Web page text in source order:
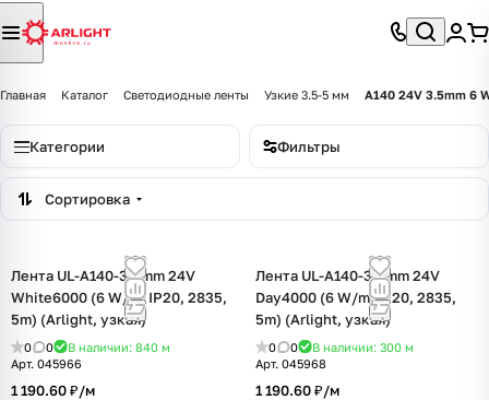
Главная Каталог Светодиодные ленты Узкие 3.5-5 мм A140 24V 3.5mm 6
Категории Фильтры
Сортировка
Лента UL-A140-3.5mm 24V
White6000 (6 W/m, IP20, 2835,
5m) (Arlight, узкая)
0 0 В наличии: 840 м
Арт. 045966
1 190.60 ₽/м
Лента UL-A140-3.5mm 24V
Day4000 (6 W/m, IP20, 2835,
5m) (Arlight, узкая)
0 0 В наличии: 300 м
Арт. 045968
1 190.60 ₽/м